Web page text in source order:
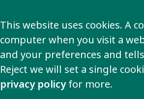
This website uses cookies. A
computer when you visit a
and your preferences and
Reject we will set a single
privacy policyfor more.
Últimas noticias
Descubra el trabajo que
realiza en su región
temas clave.